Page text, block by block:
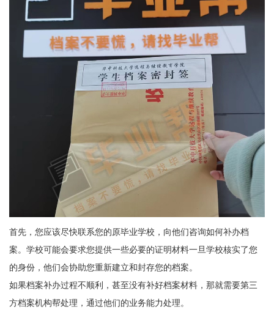
首先，您应该尽快联系您的原毕业学校，向他们咨询如何补办档
案。学校可能会要求您提供一些必要的证明材料一旦学校核实了您
的身份，他们会协助您重新建立和封存您的档案。
如果档案补办过程不顺利，甚至没有补好档案材料，那就需要第三
方档案机构帮处理，通过他们的业务能力处理。